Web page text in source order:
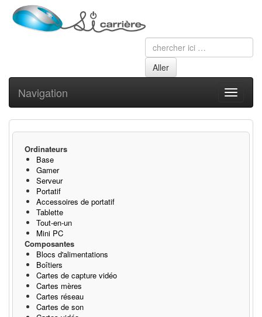
Toggle
Navigation
Ordinateurs
Base
Gamer
Serveur
Portatif
Accessoires de portatif
Tablette
Tout-en-un
Mini PC
Composantes
Blocs d'alimentations
Boîtiers
Cartes de capture vidéo
Cartes mères
Cartes réseau
Cartes de son